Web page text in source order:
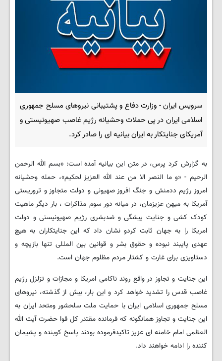
سرویس ایران - وزارت دفاع و پشتیبانی نیروهای مسلح جمهوری
اسلامی ایران در پی حملات وحشیانه رژیم غاصب صهیونیستی و
آمریکای جنایتکار به ایران بیانیه ای را صادر کرد.
به گزارش کرد پرس، در متن این بیانیه آمده است: «بسم الله الرحمن
الرحیم - «و ما النصر الا من عند الله العزیز لحکیم»، حمله وحشیانه
امروز رژیم ددمنش و جنگ افروز صهیونی و دولت متجاوز و تروریستی
آمریکا به میهن عزیزمان، در میانه دور سوم مذاکرات ، بار دیگر ماهیت
کودک کشی و جنایت پیشگی و ضدبشری رژیم صهیونیستی و دولت
امریکا را به جهان ثابت کردو نشان داد که این جنایتکاران به هیچ
عهدی پایبند نبوده و حقوق بشر و قوانین بین المللی تنها بازیچه و
دستاویزی برای غارت و کشتار مردم مظلوم جهان است.
این جنایت و تجاوز در واقع روند ناکامی امریکا و مجازات و تزلزل رژیم
غاصب قدس را تشدید خواهد کرد و این بار، بیش از گذشته، نیروهای
مسلح جمهوری اسلامی ایران با حمایت ملت سلحشور ومتحد ایران به
این جنایت و تجاوز همانگونه که فرمانده مقتدر کل قوا حضرت آیت الله
العظمی امام خامنه ای عزیز تاکیدفرموده بودند پاسخ کوبنده و پشیمان
کننده را ادامه خواهند داد.